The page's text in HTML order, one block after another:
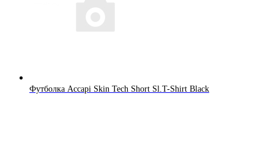
Футболка Accapi Skin Tech Short Sl.T-Shirt Black